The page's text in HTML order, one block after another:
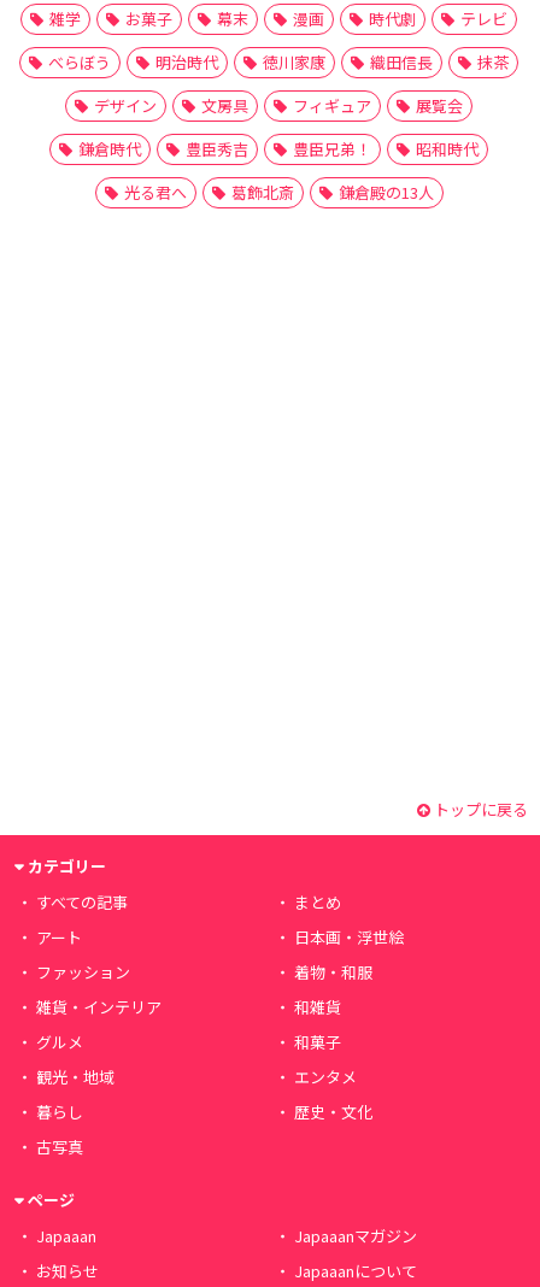
雑学
お菓子 幕末 漫画 時代劇
テレビ
べらぼう
明治時代 徳川家康 織田信長
抹茶
デザイン
文房具 フィギュア
展覧会
鎌倉時代
豊臣秀吉 豊臣兄弟！
昭和時代
光る君へ
葛飾北斎 鎌倉殿の13人
トップに戻る
カテゴリー
すべての記事
まとめ
アート
日本画・浮世絵
ファッション
着物・和服
雑貨・インテリア
和雑貨
グルメ
和菓子
観光・地域
エンタメ
暮らし
歴史・文化
古写真
ページ
Japaaan
Japaaanマガジン
お知らせ
Japaaanについて